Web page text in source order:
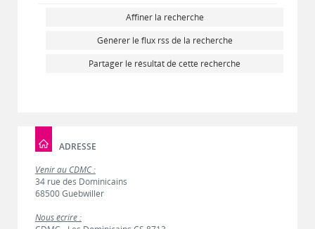
Affiner la recherche
Générer le flux rss de la recherche
Partager le résultat de cette recherche
ADRESSE
Venir au CDMC :
34 rue des Dominicains
68500 Guebwiller
Nous écrire :